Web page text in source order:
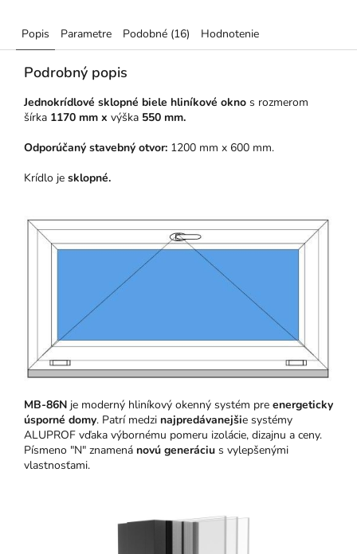
Popis Parametre Podobné (16) Hodnotenie
Podrobný popis
Jednokrídlové sklopné biele hliníkové okno s rozmerom
šírka 1170 mm x výška 550 mm.
Odporúčaný stavebný otvor: 1200 mm x 600 mm.
Krídlo je sklopné.
MB-86N je moderný hliníkový okenný systém pre energeticky
úsporné domy. Patrí medzi najpredávanejšie systémy
ALUPROF vďaka výbornému pomeru izolácie, dizajnu a ceny.
Písmeno "N" znamená novú generáciu s vylepšenými
vlastnosťami.